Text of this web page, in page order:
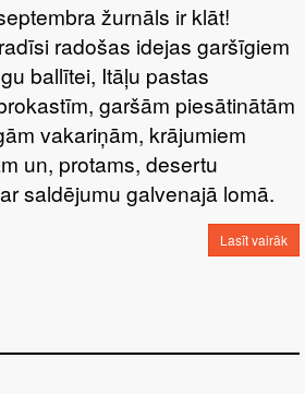
žurnāls ir klāt!
radošas idejas garšīgiem
ballītei, Itāļu pastas
garšām piesātinātām
vakariņām, krājumiem
un, protams, desertu
saldējumu galvenajā lomā.
Lasīt vairāk